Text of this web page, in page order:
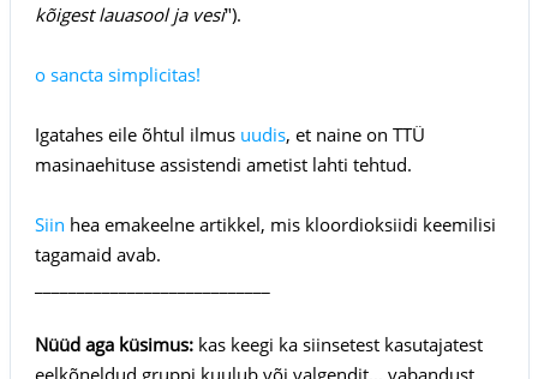
kõigest lauasool ja vesi").
o sancta simplicitas!
Igatahes eile õhtul ilmus uudis, et naine on TTÜ
masinaehituse assistendi ametist lahti tehtud.
Siin hea emakeelne artikkel, mis kloordioksiidi keemilisi
tagamaid avab.
Nüüd aga küsimus:kas keegi ka siinsetest kasutajatest
eelkõneldud gruppi kuulub või valgendit... vabandust